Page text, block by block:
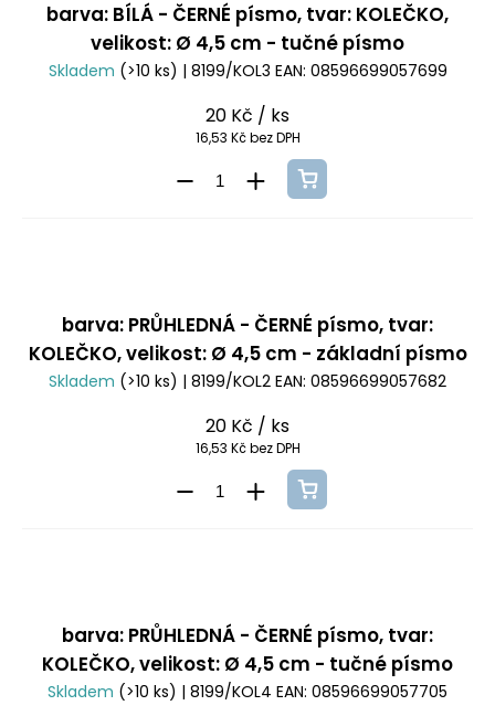
barva: BÍLÁ - ČERNÉ písmo, tvar: KOLEČKO,
velikost: Ø 4,5 cm - tučné písmo
Skladem (>10 ks) | 8199/KOL3 EAN: 08596699057699
20 Kč / ks
16,53 Kč bez DPH
barva: PRŮHLEDNÁ - ČERNÉ písmo, tvar:
KOLEČKO, velikost: Ø 4,5 cm - základní písmo
Skladem (>10 ks) | 8199/KOL2 EAN: 08596699057682
20 Kč / ks
16,53 Kč bez DPH
barva: PRŮHLEDNÁ - ČERNÉ písmo, tvar:
KOLEČKO, velikost: Ø 4,5 cm - tučné písmo
Skladem (>10 ks) | 8199/KOL4 EAN: 08596699057705